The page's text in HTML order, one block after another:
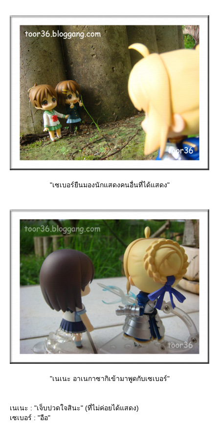
"เซเบอร์ยืนมองนักแสดงคนอื่นที่ได้แสดง"
"เนเนะ อาเนกาซากิเข้ามาพูดกับเซเบอร์"
เนเนะ : "เจ็บปวดใจสินะ" (ที่ไม่ค่อยได้แสดง)
เซเบอร์ : "อือ"